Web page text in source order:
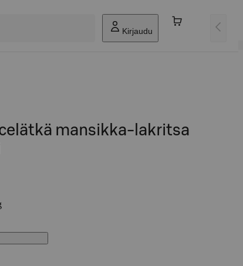
Kirjaudu
mansikka-lakritsa